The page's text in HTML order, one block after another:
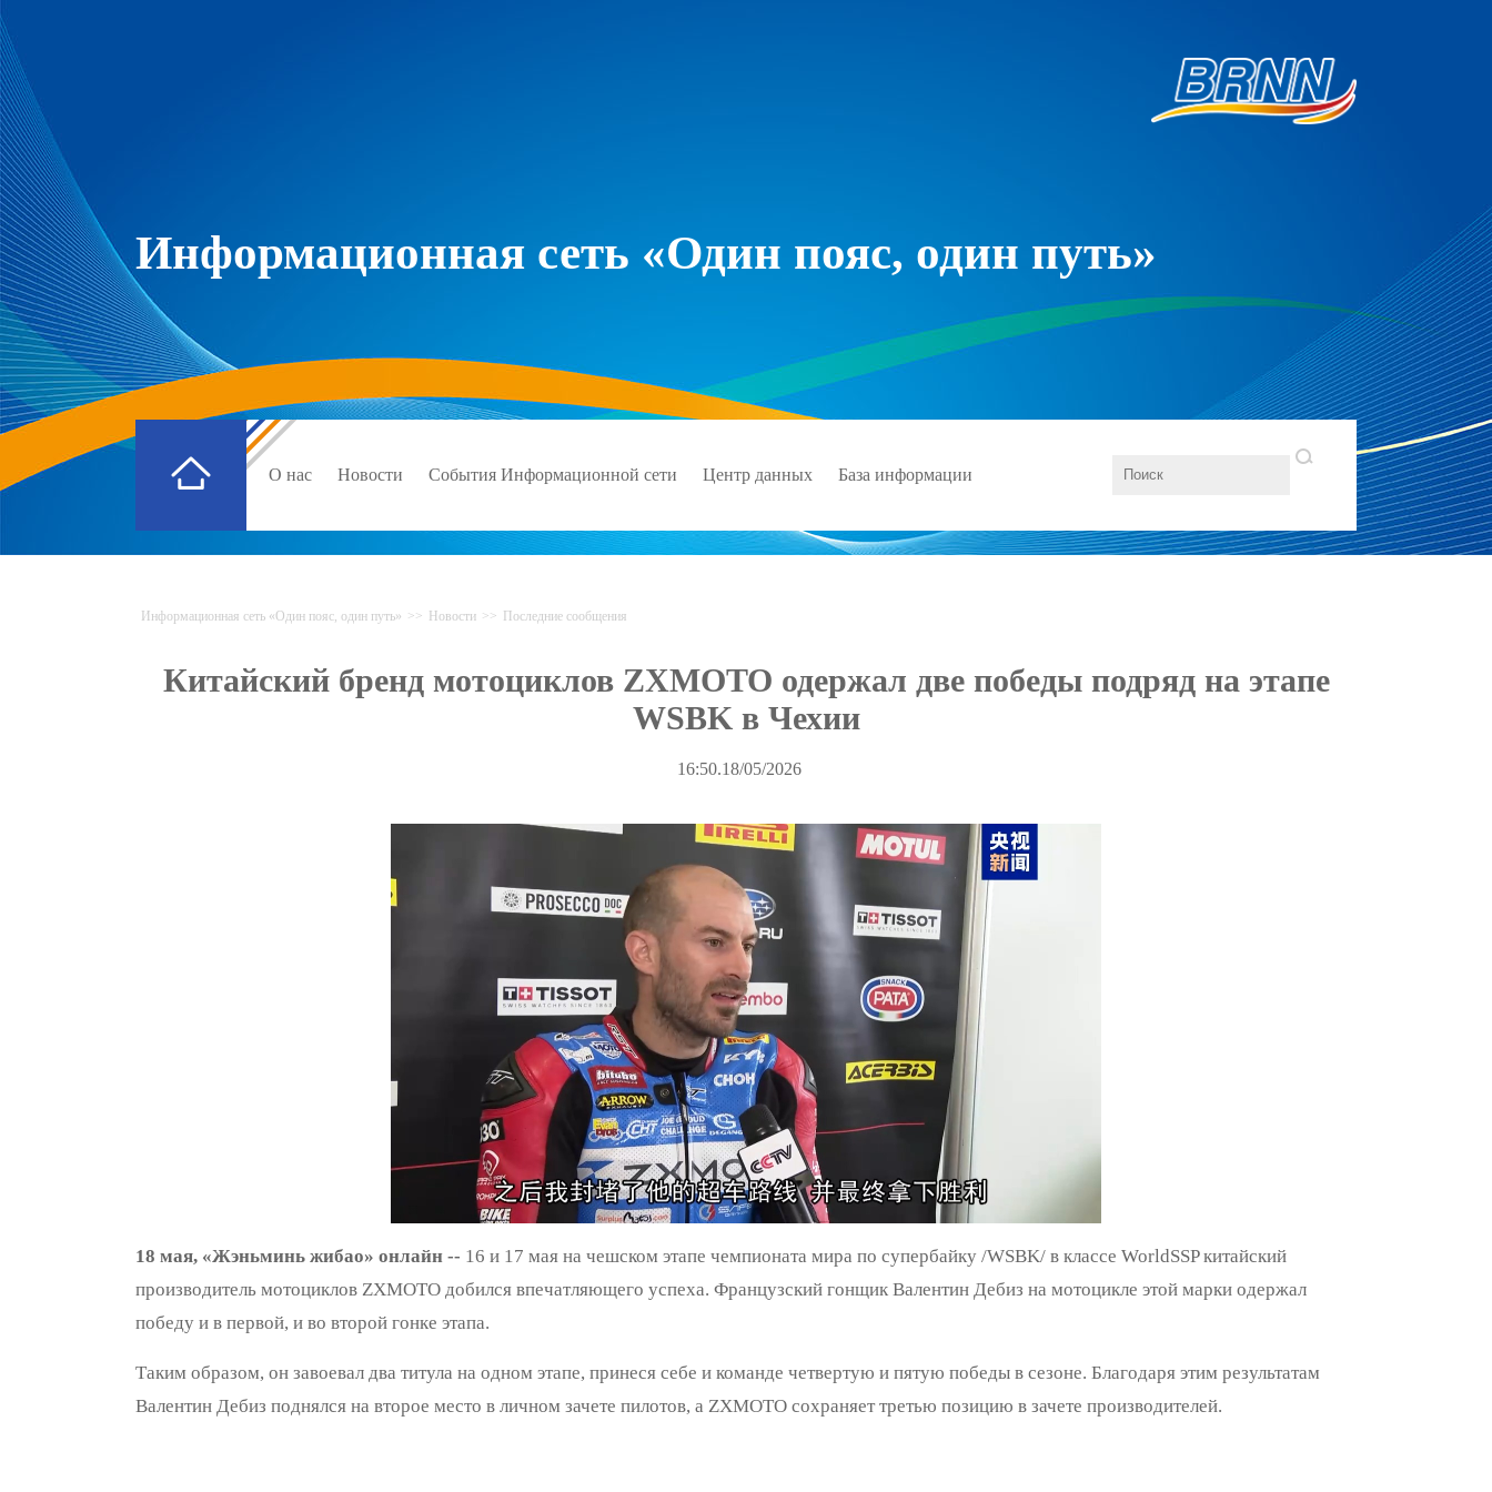
Информационная сеть «Один пояс, один путь»
О нас Новости События Информационной сети Центр данных База информации
Информационная сеть «Один пояс, один путь» >> Новости >> Последние сообщения
Китайский бренд мотоциклов ZXMOTO одержал две победы подряд на этапе
WSBK в Чехии
16:50.18/05/2026
18 мая, «Жэньминь жибао» онлайн -- 16 и 17 мая на чешском этапе чемпионата мира по супербайку /WSBK/ в классе WorldSSP китайский
производитель мотоциклов ZXMOTO добился впечатляющего успеха. Французский гонщик Валентин Дебиз на мотоцикле этой марки одержал
победу и в первой, и во второй гонке этапа.
Таким образом, он завоевал два титула на одном этапе, принеся себе и команде четвертую и пятую победы в сезоне. Благодаря этим результатам
Валентин Дебиз поднялся на второе место в личном зачете пилотов, а ZXMOTO сохраняет третью позицию в зачете производителей.